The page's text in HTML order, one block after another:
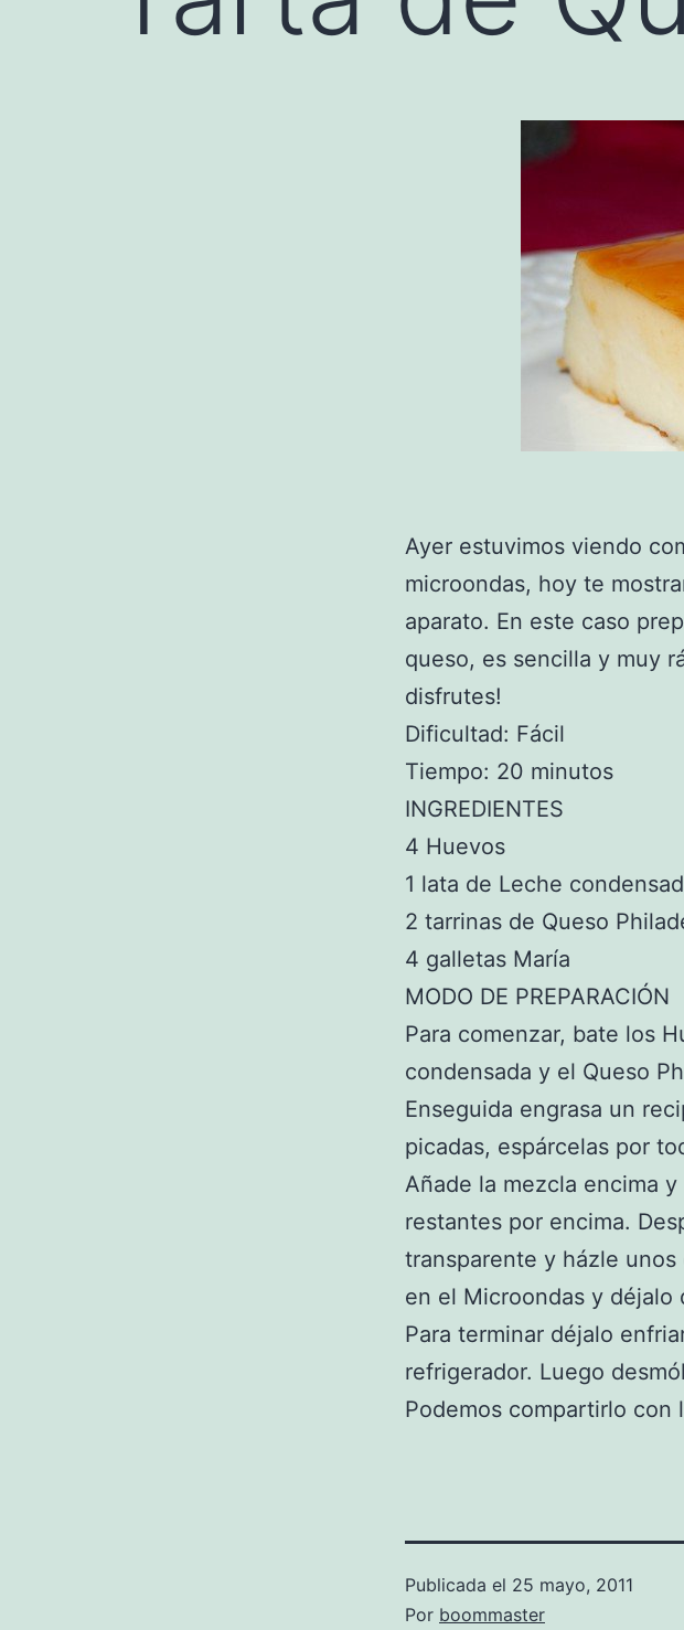
Ayer estuvimos viendo
microondas, hoy te
aparato. En este caso
queso, es sencilla y muy
disfrutes!
Dificultad: Fácil
Tiempo: 20 minutos
INGREDIENTES
4 Huevos
1 lata de Leche
2 tarrinas de Queso
4 galletas María
MODO DE PREPARACIÓN
Para comenzar, bate los
condensada y el Queso
Enseguida engrasa un
picadas, espárcelas por
Añade la mezcla encima
restantes por encima.
transparente y házle
en el Microondas y déjalo
Para terminar déjalo
refrigerador. Luego
Podemos compartirlo con
Publicada el 25 mayo, 2011
Por boommaster